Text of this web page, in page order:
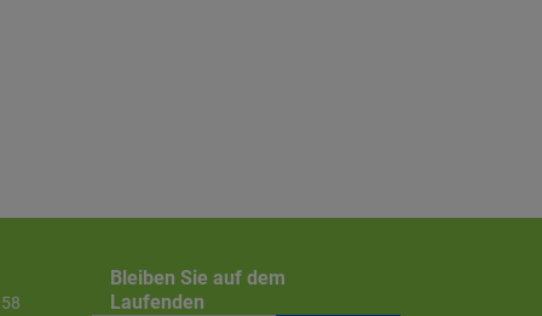
Bleiben Sie auf dem
Laufenden